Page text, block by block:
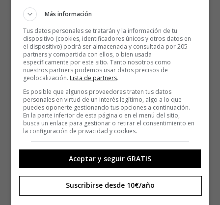
Más información
Tus datos personales se tratarán y la información de tu
dispositivo (cookies, identificadores únicos y otros datos en
el dispositivo) podrá ser almacenada y consultada por 205
partners y compartida con ellos, o bien usada
específicamente por este sitio. Tanto nosotros como
nuestros partners podemos usar datos precisos de
geolocalización. Lista de partners.
Es posible que algunos proveedores traten tus datos
personales en virtud de un interés legítimo, algo a lo que
puedes oponerte gestionando tus opciones a continuación.
En la parte inferior de esta página o en el menú del sitio,
busca un enlace para gestionar o retirar el consentimiento en
la configuración de privacidad y cookies.
Aceptar y seguir GRATIS
Suscribirse desde 10€/año